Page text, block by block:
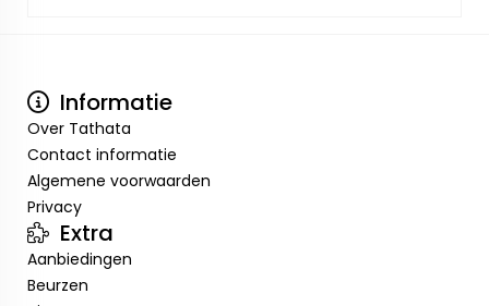
Informatie
Over Tathata
Contact informatie
Algemene voorwaarden
Privacy
Extra
Aanbiedingen
Beurzen